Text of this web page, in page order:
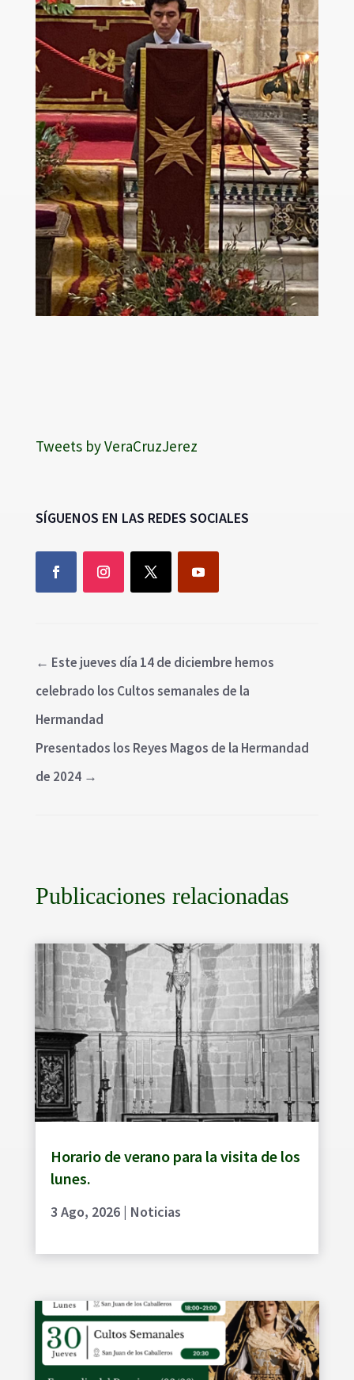
Tweets by VeraCruzJerez
SÍGUENOS EN LAS REDES SOCIALES
← Este jueves día 14 de diciembre hemos
celebrado los Cultos semanales de la
Hermandad
Presentados los Reyes Magos de la Hermandad
de 2024→
Publicaciones relacionadas
Horario de verano para la visita de los
lunes.
3 Ago, 2026| Noticias